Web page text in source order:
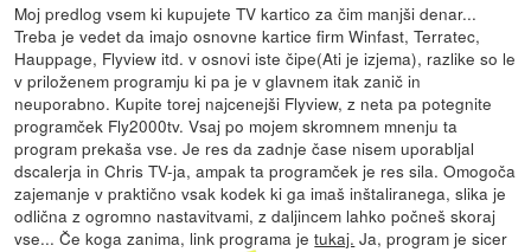
Moj predlog vsem ki kupujete TV kartico za čim manjši denar...
Treba je vedet da imajo osnovne kartice firm Winfast, Terratec,
Hauppage, Flyview itd. v osnovi iste čipe(Ati je izjema), razlike so le
v priloženem programju ki pa je v glavnem itak zanič in
neuporabno. Kupite torej najcenejši Flyview, z neta pa potegnite
programček Fly2000tv. Vsaj po mojem skromnem mnenju ta
program prekaša vse. Je res da zadnje čase nisem uporabljal
dscalerja in Chris TV-ja, ampak ta programček je res sila. Omogoča
zajemanje v praktično vsak kodek ki ga imaš inštaliranega, slika je
odlična z ogromno nastavitvami, z daljincem lahko počneš skoraj
vse... Če koga zanima, link programa jetukaj. Ja, program je sicer